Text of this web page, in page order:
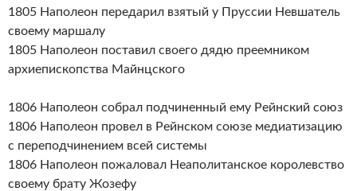
1805 Наполеон передарил взятый у Пруссии Невшатель
своему маршалу
1805 Наполеон поставил своего дядю преемником
архиепископства Майнцского
1806 Наполеон собрал подчиненный ему Рейнский союз
1806 Наполеон провел в Рейнском союзе медиатизацию
с переподчинением всей системы
1806 Наполеон пожаловал Неаполитанское королевство
своему брату Жозефу